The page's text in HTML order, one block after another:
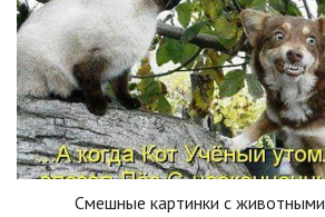
Смешные картинки с